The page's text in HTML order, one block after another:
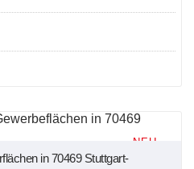
NEU
in 70469 Stuttgart-